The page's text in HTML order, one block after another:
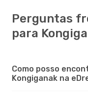
Perguntas
para
Como posso
Kongiganak na